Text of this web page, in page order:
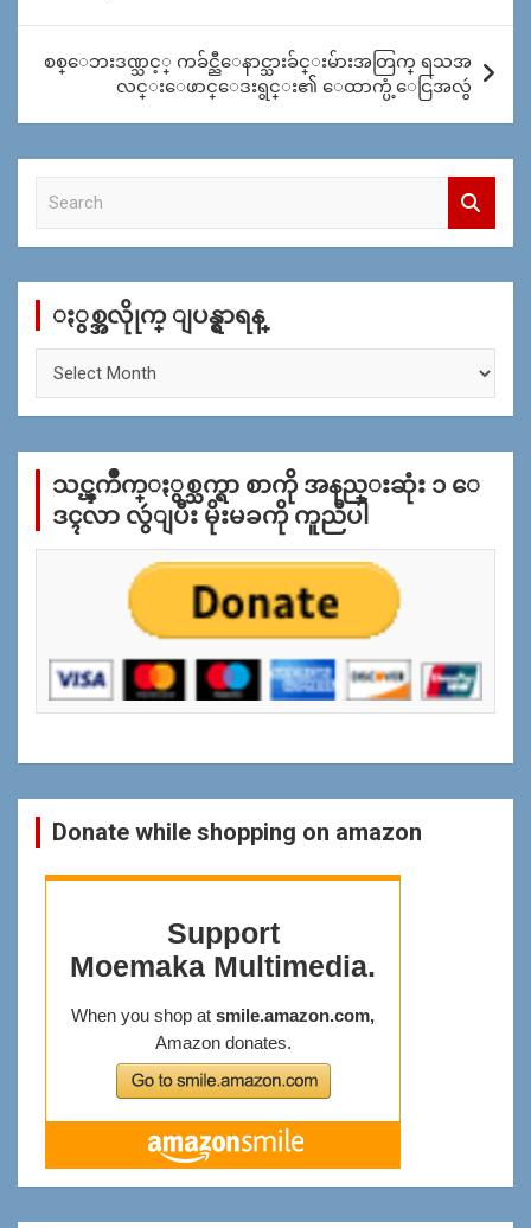
စစ္ေဘးဒဏ္သင့္ ကခ်င္ညီေနာင္သားခ်င္းမ်ားအတြက္ ရသအ
လင္းေဖာင္ေဒးရွင္း၏ ေထာက္ပံ့ေငြအလွဴ
c
ႏွစ္အလိုုက္ ျပန္ရွာရန္
က္
န္
သင္ၾကိဳက္ႏွစ္သက္ရာ စာကို အနည္းဆုံး ၁ ေ
ဒၚလာ လွဴျပီး မိုးမခကို ကူညီပါ
Donate while shopping on amazon